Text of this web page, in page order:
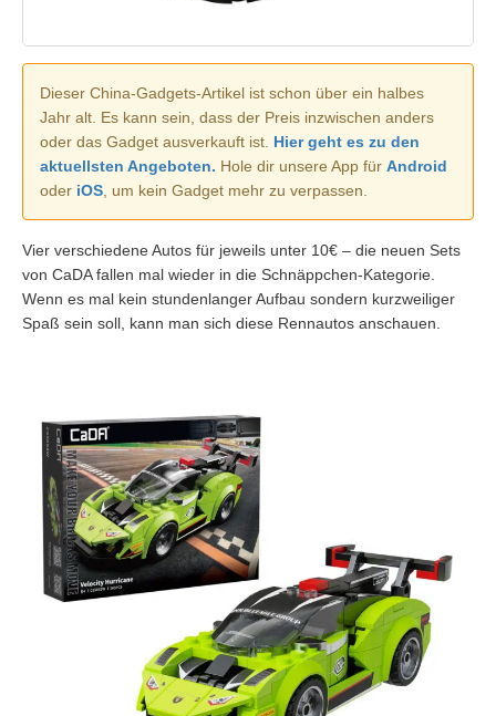
Dieser China-Gadgets-Artikel ist schon über ein halbes
Jahr alt. Es kann sein, dass der Preis inzwischen anders
oder das Gadget ausverkauft ist. Hier geht es zu den
aktuellsten Angeboten. Hole dir unsere App für Android
oder iOS , um kein Gadget mehr zu verpassen.
Vier verschiedene Autos für jeweils unter 10€ – die neuen Sets
von CaDA fallen mal wieder in die Schnäppchen-Kategorie.
Wenn es mal kein stundenlanger Aufbau sondern kurzweiliger
Spaß sein soll, kann man sich diese Rennautos anschauen.